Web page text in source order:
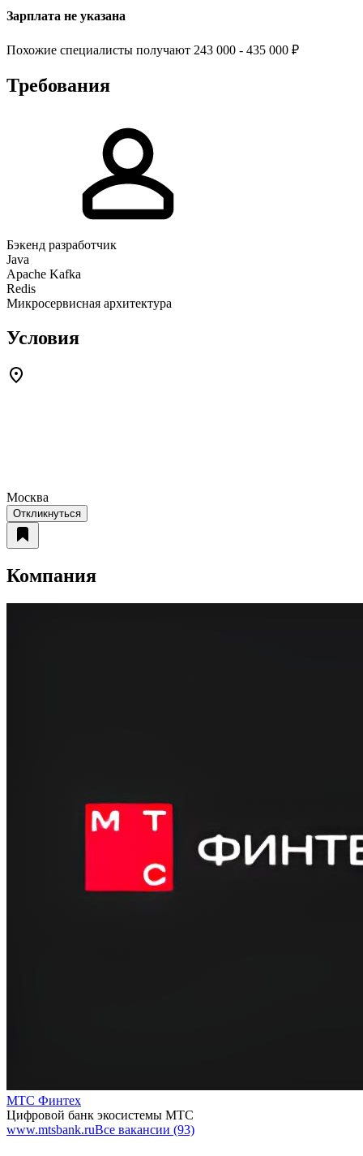
Зарплата не указана
Похожие специалисты получают 243 000 - 435 000 ₽
Требования
Бэкенд разработчик
Java
Apache Kafka
Redis
Микросервисная архитектура
Условия
Москва
Откликнуться
Компания
МТС Финтех
Цифровой банк экосистемы МТС
www.mtsbank.ruВсе вакансии (93)